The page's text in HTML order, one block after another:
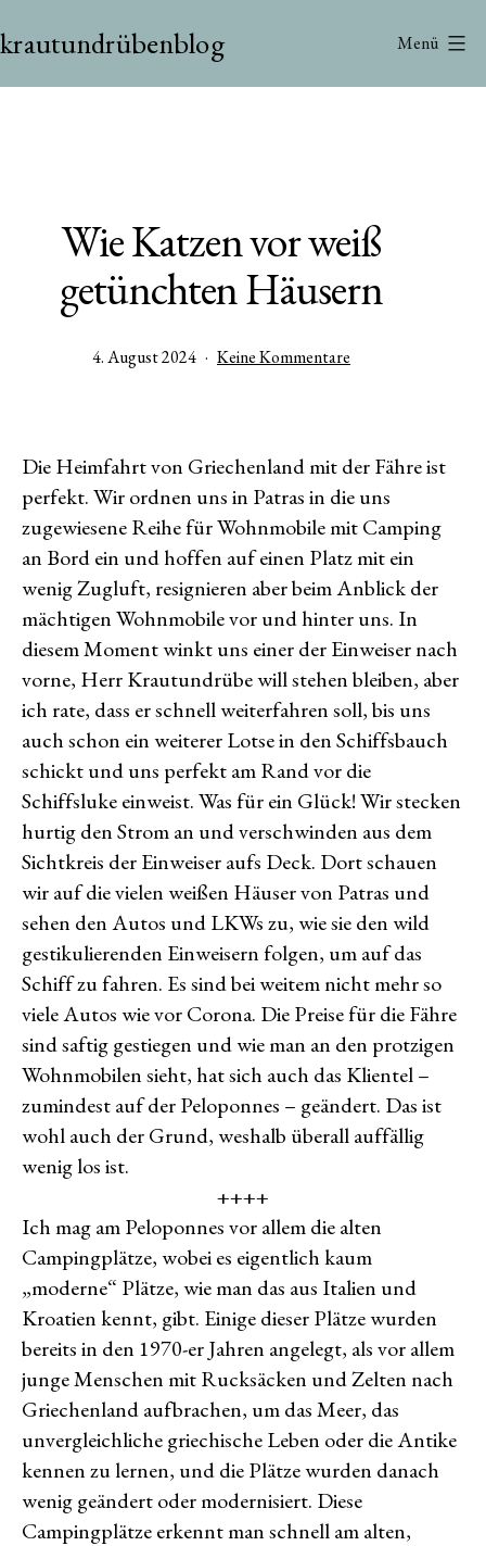
Inhalt
krautundrübenblog Menü
Wie Katzen vor weiß
getünchten Häusern
Veröffentlicht
4. August 2024 Keine Kommentare
getünchten
Häusern
Die Heimfahrt von Griechenland mit der Fähre ist
perfekt. Wir ordnen uns in Patras in die uns
zugewiesene Reihe für Wohnmobile mit Camping
an Bord ein und hoffen auf einen Platz mit ein
wenig Zugluft, resignieren aber beim Anblick der
mächtigen Wohnmobile vor und hinter uns. In
diesem Moment winkt uns einer der Einweiser nach
vorne, Herr Krautundrübe will stehen bleiben, aber
ich rate, dass er schnell weiterfahren soll, bis uns
auch schon ein weiterer Lotse in den Schiffsbauch
schickt und uns perfekt am Rand vor die
Schiffsluke einweist. Was für ein Glück! Wir stecken
hurtig den Strom an und verschwinden aus dem
Sichtkreis der Einweiser aufs Deck. Dort schauen
wir auf die vielen weißen Häuser von Patras und
sehen den Autos und LKWs zu, wie sie den wild
gestikulierenden Einweisern folgen, um auf das
Schiff zu fahren. Es sind bei weitem nicht mehr so
viele Autos wie vor Corona. Die Preise für die Fähre
sind saftig gestiegen und wie man an den protzigen
Wohnmobilen sieht, hat sich auch das Klientel –
zumindest auf der Peloponnes – geändert. Das ist
wohl auch der Grund, weshalb überall auffällig
wenig los ist.
++++
Ich mag am Peloponnes vor allem die alten
Campingplätze, wobei es eigentlich kaum
„moderne“ Plätze, wie man das aus Italien und
Kroatien kennt, gibt. Einige dieser Plätze wurden
bereits in den 1970-er Jahren angelegt, als vor allem
junge Menschen mit Rucksäcken und Zelten nach
Griechenland aufbrachen, um das Meer, das
unvergleichliche griechische Leben oder die Antike
kennen zu lernen, und die Plätze wurden danach
wenig geändert oder modernisiert. Diese
Campingplätze erkennt man schnell am alten,